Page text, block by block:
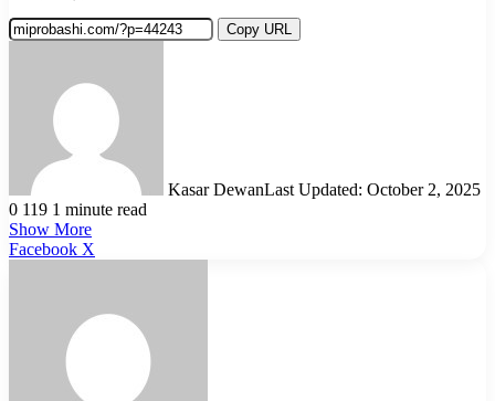
Copy URL
Kasar DewanLast Updated: October 2, 2025
0 119 1 minute read
Show More
Facebook X